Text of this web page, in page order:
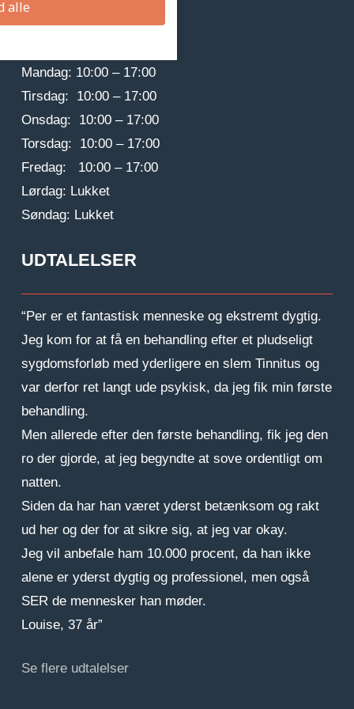
Åbningstider
Mandag: 10:00 – 17:00
Tirsdag: 10:00 – 17:00
Onsdag: 10:00 – 17:00
Torsdag: 10:00 – 17:00
Fredag: 10:00 – 17:00
Lørdag: Lukket
Søndag: Lukket
UDTALELSER
“Per er et fantastisk menneske og ekstremt dygtig.
Jeg kom for at få en behandling efter et pludseligt
sygdomsforløb med yderligere en slem Tinnitus og
var derfor ret langt ude psykisk, da jeg fik min første
behandling.
Men allerede efter den første behandling, fik jeg den
ro der gjorde, at jeg begyndte at sove ordentligt om
natten.
Siden da har han været yderst betænksom og rakt
ud her og der for at sikre sig, at jeg var okay.
Jeg vil anbefale ham 10.000 procent, da han ikke
alene er yderst dygtig og professionel, men også
SER de mennesker han møder.
Louise, 37 år”
Se flere udtalelser
alle